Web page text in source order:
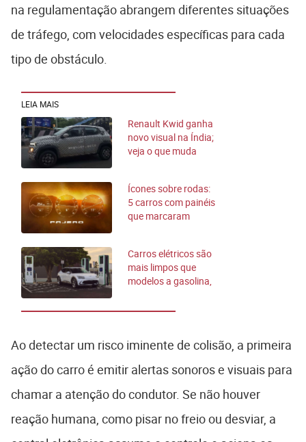
na regulamentação abrangem diferentes situações
de tráfego, com velocidades específicas para cada
tipo de obstáculo.
LEIA MAIS
Renault Kwid ganha
novo visual na Índia;
veja o que muda
Ícones sobre rodas:
5 carros com painéis
que marcaram
Carros elétricos são
mais limpos que
modelos a gasolina,
Ao detectar um risco iminente de colisão, a primeira
ação do carro é emitir alertas sonoros e visuais para
chamar a atenção do condutor. Se não houver
reação humana, como pisar no freio ou desviar, a